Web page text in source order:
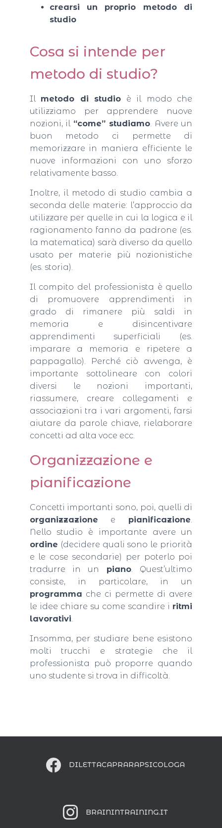
crearsi un proprio metodo di
studio
Cosa si intende per
metodo di studio?
Il metodo di studio è il modo che
utilizziamo per apprendere nuove
nozioni, il “come” studiamo. Avere un
buon metodo ci permette di
memorizzare in maniera efficiente le
nuove informazioni con uno sforzo
relativamente basso.
Inoltre, il metodo di studio cambia a
seconda delle materie: l’approccio da
utilizzare per quelle in cui la logica e il
ragionamento fanno da padrone (es.
la matematica) sarà diverso da quello
usato per materie più nozionistiche
(es. storia).
Il compito del professionista è quello
di promuovere apprendimenti in
grado di rimanere più saldi in
memoria e disincentivare
apprendimenti superficiali (es.
imparare a memoria e ripetere a
pappagallo). Perché ciò avvenga, è
importante sottolineare con colori
diversi le nozioni importanti,
riassumere, creare collegamenti e
associazioni tra i vari argomenti, farsi
aiutare da parole chiave, rielaborare
concetti ad alta voce ecc.
Organizzazione e
pianificazione
Concetti importanti sono, poi, quelli di
organizzazione e pianificazione.
Nello studio è importante avere un
ordine (decidere quali sono le priorità
e le cose secondarie) per poterlo poi
tradurre in un piano. Quest’ultimo
consiste, in particolare, in un
programma che ci permette di avere
le idee chiare su come scandire i ritmi
lavorativi.
Insomma, per studiare bene esistono
molti trucchi e strategie che il
professionista può proporre quando
uno studente si trova in difficoltà.
DILETTACAPRARAPSICOLOGA
BRAININTRAINING.IT